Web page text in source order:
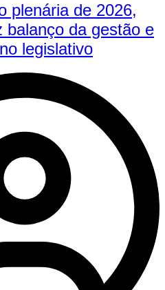
plenária de 2026,
balanço da gestão e
legislativo